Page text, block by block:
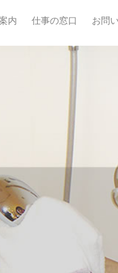
内 仕事の窓口 お問